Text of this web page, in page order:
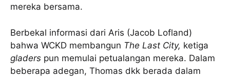
mereka bersama.
Berbekal informasi dari Aris (Jacob Lofland)
bahwa WCKD membangun The Last City, ketiga
gladers pun memulai petualangan mereka. Dalam
beberapa adegan, Thomas dkk berada dalam